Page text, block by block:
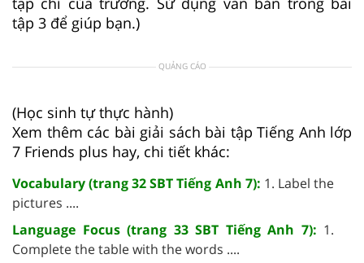
tập 3 để giúp bạn.)
QUẢNG CÁO
(Học sinh tự thực hành)
Xem thêm các bài giải sách bài tập Tiếng Anh lớp
7 Friends plus hay, chi tiết khác:
Vocabulary (trang 32 SBT Tiếng Anh 7): 1. Label the
pictures ....
Language Focus (trang 33 SBT Tiếng Anh 7): 1.
Complete the table with the words ....